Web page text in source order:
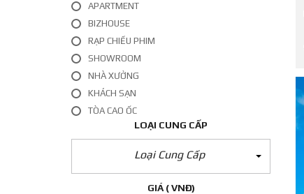
APARTMENT
BIZHOUSE
RẠP CHIẾU PHIM
SHOWROOM
NHÀ XƯỞNG
KHÁCH SẠN
TÒA CAO ỐC
LOẠI CUNG CẤP
Loại Cung Cấp
GIÁ ( VNĐ)